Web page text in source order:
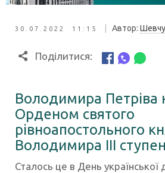
30.07.2022 11:15 Автор:
Поділитися:
Володимира Петріва
Орденом святого
рівноапостольного
Володимира III
Сталось це в День української